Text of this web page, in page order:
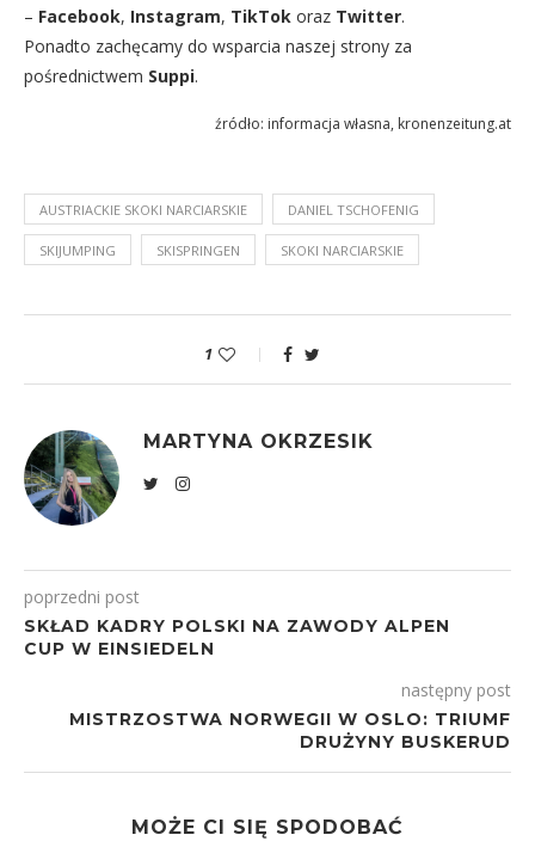
– Facebook, Instagram, TikTok oraz Twitter.
Ponadto zachęcamy do wsparcia naszej strony za
pośrednictwem Suppi.
źródło: informacja własna, kronenzeitung.at
AUSTRIACKIE SKOKI NARCIARSKIE DANIEL TSCHOFENIG
SKIJUMPING SKISPRINGEN SKOKI NARCIARSKIE
1
MARTYNA OKRZESIK
poprzedni post
SKŁAD KADRY POLSKI NA ZAWODY ALPEN
CUP W EINSIEDELN
następny post
MISTRZOSTWA NORWEGII W OSLO: TRIUMF
DRUŻYNY BUSKERUD
MOŻE CI SIĘ SPODOBAĆ